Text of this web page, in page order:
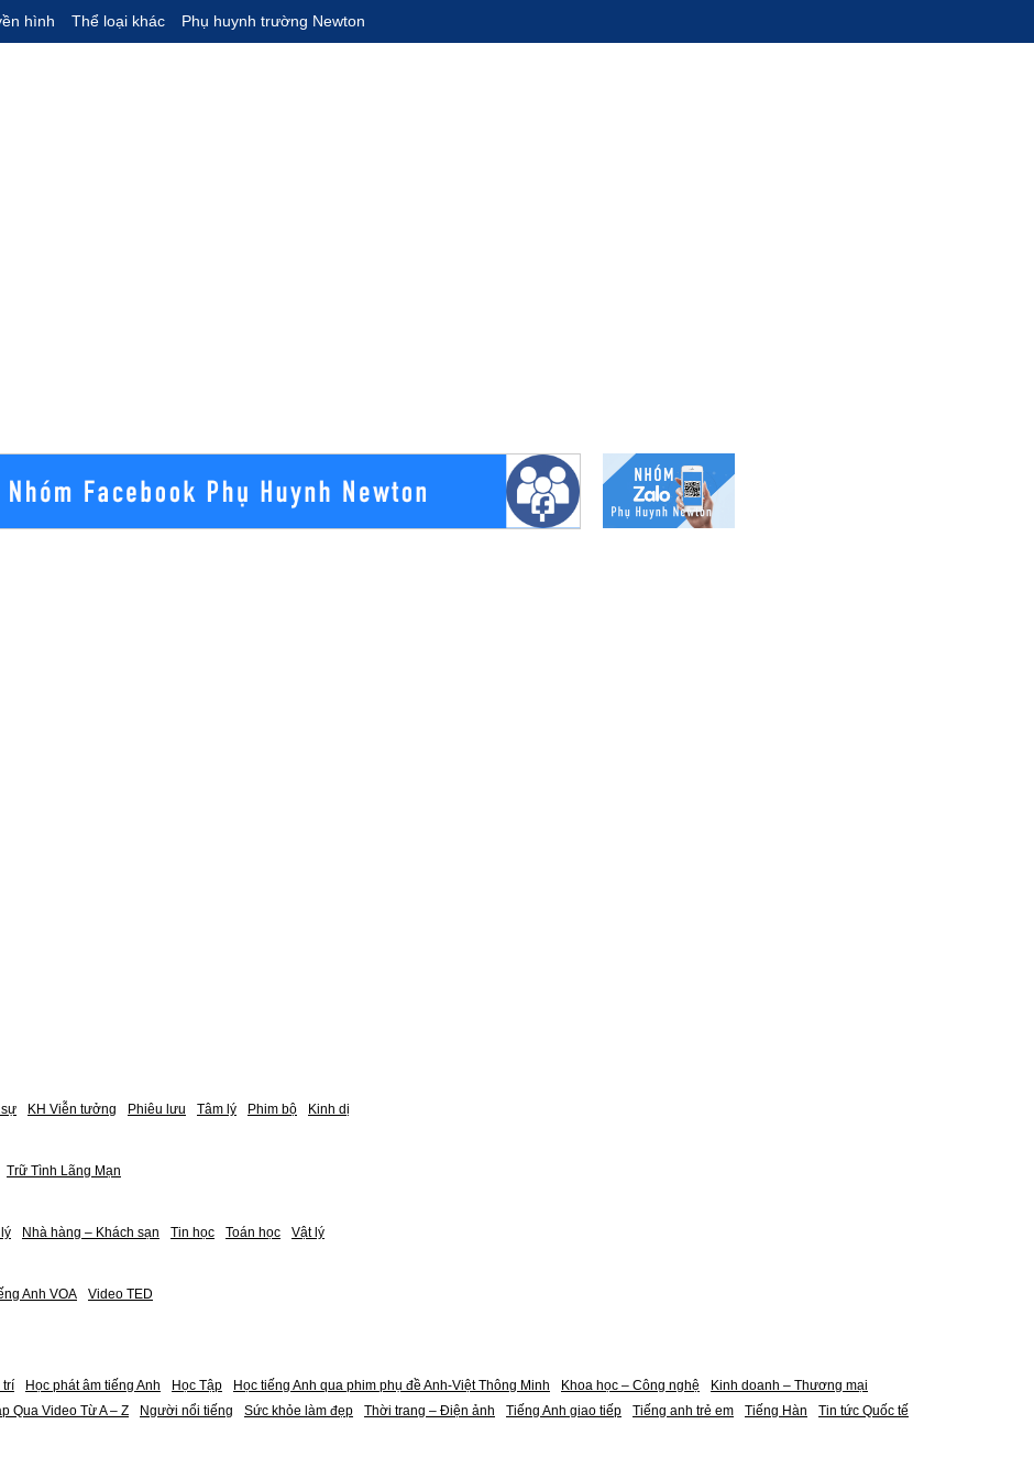
hình Thể loại khác Phụ huynh trường Newton
sự KH Viễn tưởng Phiêu lưu Tâm lý Phim bộ Kinh dị
Trữ Tình Lãng Mạn
Nhà hàng – Khách sạn Tin học Toán học Vật lý
Anh VOA Video TED
trí Học phát âm tiếng Anh Học Tập Học tiếng Anh qua phim phụ đề Anh-Việt Thông Minh Khoa học – Công nghệ
Kinh doanh – Thương mại
Qua Video Từ A – Z Người nổi tiếng Sức khỏe làm đẹp Thời trang – Điện ảnh Tiếng Anh giao tiếp Tiếng anh trẻ em Tiếng Hàn
Tin tức Quốc tế